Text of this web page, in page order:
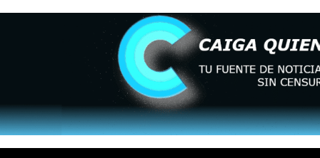
un mercado impulsado por el auge de... AGOSTO 6, 2026
en La Guaira que hasta ahora no había ... AGOSTO 6, 2026